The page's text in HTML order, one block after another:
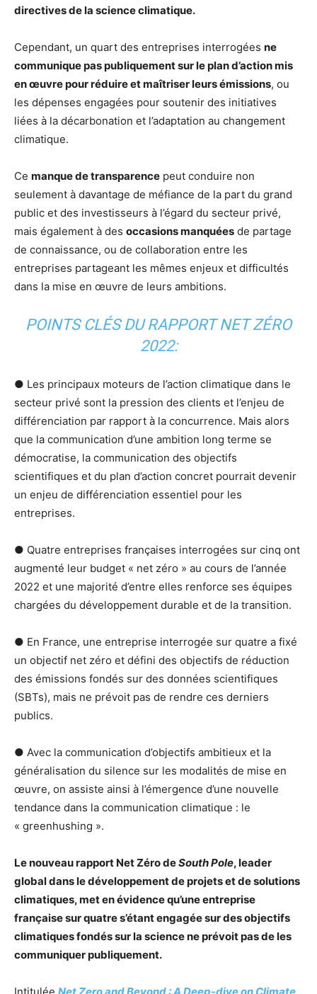
directives de la science climatique.
Cependant, un quart des entreprises interrogées ne
communique pas publiquement sur le plan d’action mis
en œuvre pour réduire et maîtriser leurs émissions, ou
les dépenses engagées pour soutenir des initiatives
liées à la décarbonation et l’adaptation au changement
climatique.
Ce manque de transparence peut conduire non
seulement à davantage de méfiance de la part du grand
public et des investisseurs à l’égard du secteur privé,
mais également à des occasions manquées de partage
de connaissance, ou de collaboration entre les
entreprises partageant les mêmes enjeux et difficultés
dans la mise en œuvre de leurs ambitions.
POINTS CLÉS DU RAPPORT NET ZÉRO
2022:
● Les principaux moteurs de l’action climatique dans le
secteur privé sont la pression des clients et l’enjeu de
différenciation par rapport à la concurrence. Mais alors
que la communication d’une ambition long terme se
démocratise, la communication des objectifs
scientifiques et du plan d’action concret pourrait devenir
un enjeu de différenciation essentiel pour les
entreprises.
● Quatre entreprises françaises interrogées sur cinq ont
augmenté leur budget « net zéro » au cours de l’année
2022 et une majorité d’entre elles renforce ses équipes
chargées du développement durable et de la transition.
● En France, une entreprise interrogée sur quatre a fixé
un objectif net zéro et défini des objectifs de réduction
des émissions fondés sur des données scientifiques
(SBTs), mais ne prévoit pas de rendre ces derniers
publics.
● Avec la communication d’objectifs ambitieux et la
généralisation du silence sur les modalités de mise en
œuvre, on assiste ainsi à l’émergence d’une nouvelle
tendance dans la communication climatique : le
« greenhushing ».
Le nouveau rapport Net Zéro deSouth Pole, leader
global dans le développement de projets et de solutions
climatiques, met en évidence qu’une entreprise
française sur quatre s’étant engagée sur des objectifs
climatiques fondés sur la science ne prévoit pas de les
communiquer publiquement.